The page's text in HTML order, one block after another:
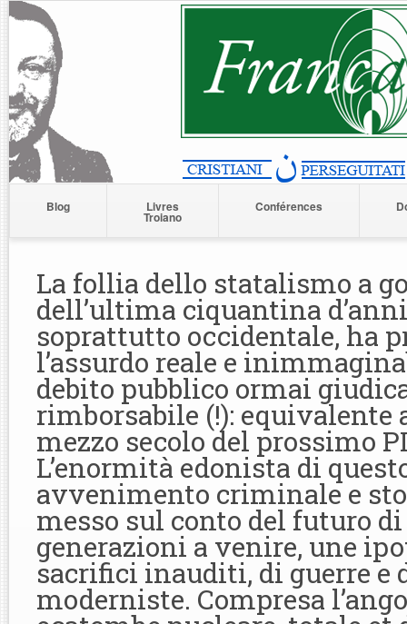
Blog Livres
Troiano
Conférences
La follia dello statalismo a
dell’ultima ciquantina
soprattutto occidentale, ha
l’assurdo reale e
debito pubblico ormai
rimborsabile (!): equivalente
mezzo secolo del prossimo
L’enormità edonista di
avvenimento criminale e
messo sul conto del futuro
generazioni a venire, une
sacrifici inauditi, di guerre e
moderniste. Compresa